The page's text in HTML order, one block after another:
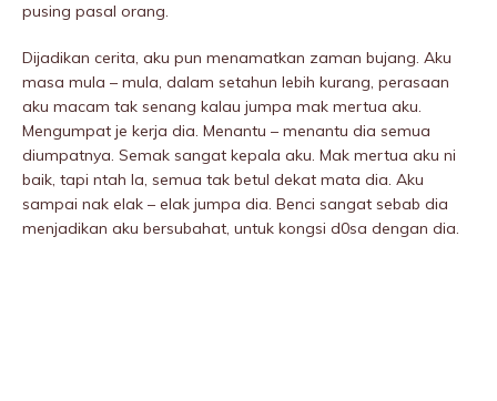
pusing pasal orang.
Dijadikan cerita, aku pun menamatkan zaman bujang. Aku
masa mula – mula, dalam setahun lebih kurang, perasaan
aku macam tak senang kalau jumpa mak mertua aku.
Mengumpat je kerja dia. Menantu – menantu dia semua
diumpatnya. Semak sangat kepala aku. Mak mertua aku ni
baik, tapi ntah la, semua tak betul dekat mata dia. Aku
sampai nak elak – elak jumpa dia. Benci sangat sebab dia
menjadikan aku bersubahat, untuk kongsi d0sa dengan dia.